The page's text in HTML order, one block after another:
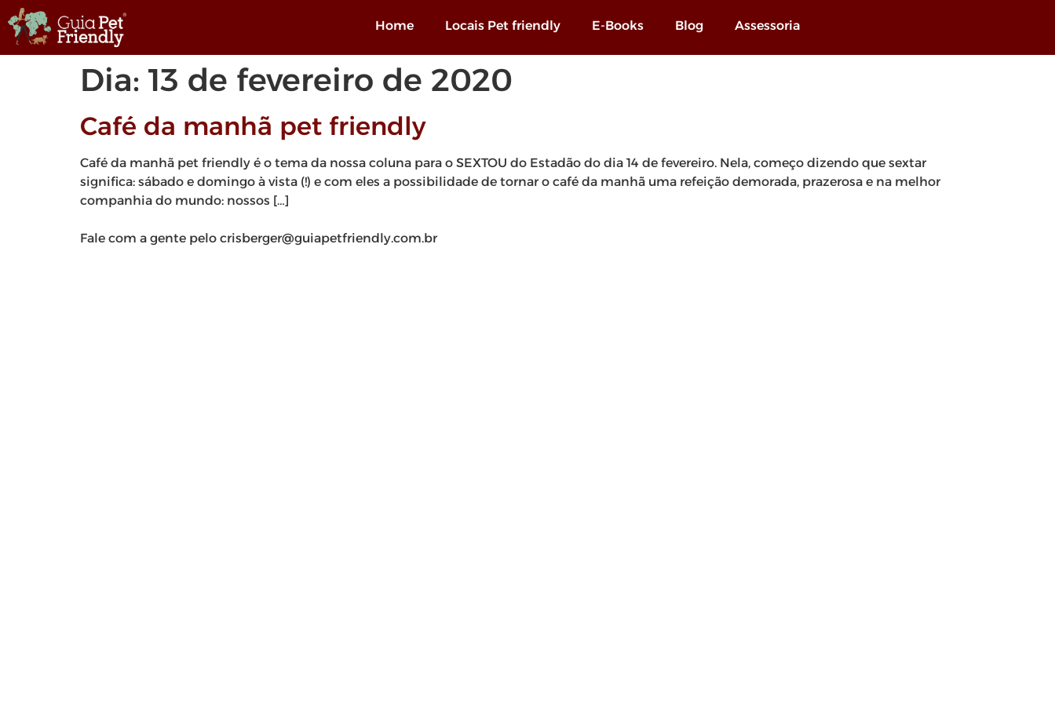
Home Locais Pet friendly E-Books Blog Assessoria
Dia: 13 de fevereiro de 2020
Café da manhã pet friendly
Café da manhã pet friendly é o tema da nossa coluna para o SEXTOU do Estadão do dia 14 de fevereiro. Nela, começo dizendo que sextar
significa: sábado e domingo à vista (!) e com eles a possibilidade de tornar o café da manhã uma refeição demorada, prazerosa e na melhor
companhia do mundo: nossos […]
Fale com a gente pelo crisberger@guiapetfriendly.com.br